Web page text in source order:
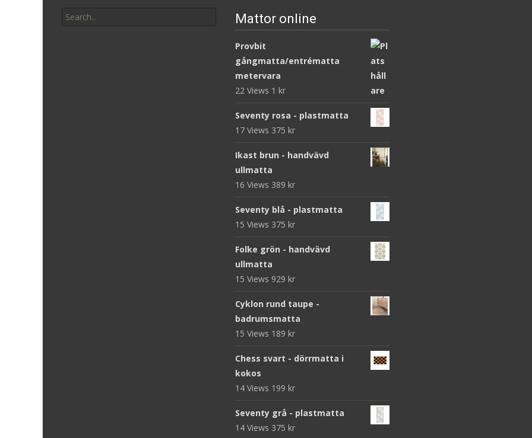
for:
Mattor online
Provbit
gångmatta/entrématta
metervara
22 Views 1 kr
Seventy rosa - plastmatta
17 Views 375 kr
Ikast brun - handvävd
ullmatta
16 Views 389 kr
Seventy blå - plastmatta
15 Views 375 kr
Folke grön - handvävd
ullmatta
15 Views 929 kr
Cyklon rund taupe -
badrumsmatta
15 Views 189 kr
Chess svart - dörrmatta i
kokos
14 Views 199 kr
Seventy grå - plastmatta
14 Views 375 kr